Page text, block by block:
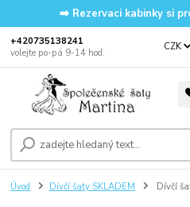
➡️ Rezervaci kabinky si
CZK
‭+420735138241
volejte po-pá 9-14 hod.
Úvod Dívčí šaty SKLADEM Dívčí